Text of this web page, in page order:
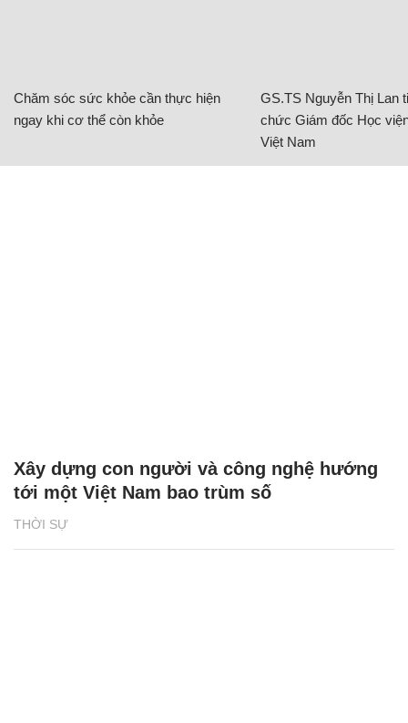
Chăm sóc sức khỏe cần thực hiện
ngay khi cơ thể còn khỏe
GS.TS Nguyễn Thị Lan
chức Giám đốc Học
Việt Nam
THỜI SỰ
Xây dựng con người và công nghệ hướng
tới một Việt Nam bao trùm số